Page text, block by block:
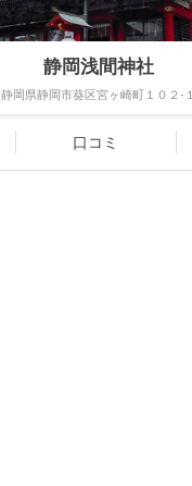
静岡浅間神社
静岡県静岡市葵区宮ヶ崎町１０２-１
口コミ